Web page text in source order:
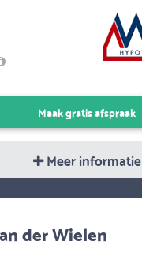
Maak gratis afspraak
Meer informatie
der Wielen